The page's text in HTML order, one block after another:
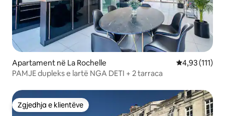
Apartament në La Rochelle Vlerësimi
4,93 (111)
PAMJE dupleks e lartë NGA DETI + 2 tarraca
Zgjedhja e klientëve
Zgjedhja e klientëve